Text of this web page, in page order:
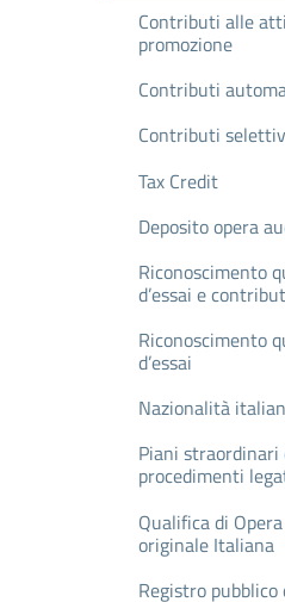
Contributi alle
promozione
Contributi
Contributi
Tax Credit
Deposito opera
Riconoscimento
d’essai e
Riconoscimento
d’essai
Nazionalità
Piani
procedimenti
Qualifica di
originale Italiana
Registro pubblico